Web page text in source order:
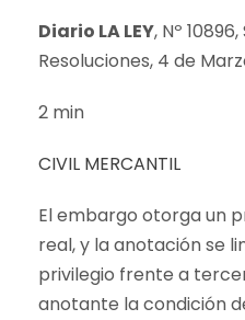
Diario LA LEY, Nº
Resoluciones, 4 de
2 min
CIVIL MERCANTIL
El embargo otorga un
real, y la anotación se
privilegio frente a
anotante la condición